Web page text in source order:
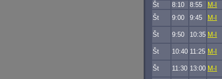
Št
8:10 8:55
M-I
Št
9:00 9:45 M-I
Št 9:50 10:35 M-I
Št 10:40 11:25 M-I
Št 11:30 13:00 M-I